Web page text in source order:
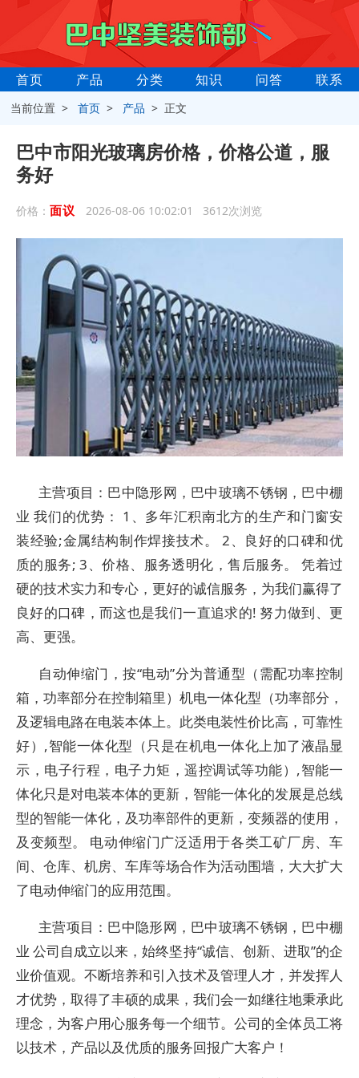
首页 产品 分类 知识 问答 联系
当前位置 >首页 > 产品 > 正文
巴中市阳光玻璃房价格，价格公道，服
务好
价格： 面议 2026-08-06 10:02:01 3612次浏览
主营项目：巴中隐形网，巴中玻璃不锈钢，巴中棚
业 我们的优势： 1、多年汇积南北方的生产和门窗安
装经验;金属结构制作焊接技术。 2、良好的口碑和优
质的服务; 3、价格、服务透明化，售后服务。 凭着过
硬的技术实力和专心，更好的诚信服务，为我们赢得了
良好的口碑，而这也是我们一直追求的! 努力做到、更
高、更强。
自动伸缩门，按“电动”分为普通型（需配功率控制
箱，功率部分在控制箱里）机电一体化型（功率部分，
及逻辑电路在电装本体上。此类电装性价比高，可靠性
好）,智能一体化型（只是在机电一体化上加了液晶显
示，电子行程，电子力矩，遥控调试等功能）,智能一
体化只是对电装本体的更新，智能一体化的发展是总线
型的智能一体化，及功率部件的更新，变频器的使用，
及变频型。 电动伸缩门广泛适用于各类工矿厂房、车
间、仓库、机房、车库等场合作为活动围墙，大大扩大
了电动伸缩门的应用范围。
主营项目：巴中隐形网，巴中玻璃不锈钢，巴中棚
业 公司自成立以来，始终坚持“诚信、创新、进取”的企
业价值观。不断培养和引入技术及管理人才，并发挥人
才优势，取得了丰硕的成果，我们会一如继往地秉承此
理念，为客户用心服务每一个细节。公司的全体员工将
以技术，产品以及优质的服务回报广大客户！